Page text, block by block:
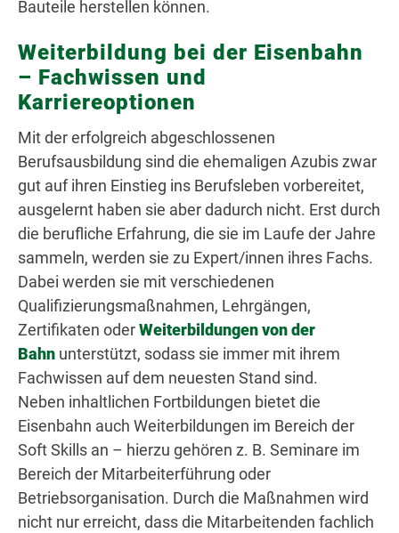
Bauteile herstellen können.
Weiterbildung bei der Eisenbahn
– Fachwissen und
Karriereoptionen
Mit der erfolgreich abgeschlossenen
Berufsausbildung sind die ehemaligen Azubis zwar
gut auf ihren Einstieg ins Berufsleben vorbereitet,
ausgelernt haben sie aber dadurch nicht. Erst durch
die berufliche Erfahrung, die sie im Laufe der Jahre
sammeln, werden sie zu Expert/innen ihres Fachs.
Dabei werden sie mit verschiedenen
Qualifizierungsmaßnahmen, Lehrgängen,
Zertifikaten oderWeiterbildungen von der
Bahn unterstützt, sodass sie immer mit ihrem
Fachwissen auf dem neuesten Stand sind.
Neben inhaltlichen Fortbildungen bietet die
Eisenbahn auch Weiterbildungen im Bereich der
Soft Skills an – hierzu gehören z. B. Seminare im
Bereich der Mitarbeiterführung oder
Betriebsorganisation. Durch die Maßnahmen wird
nicht nur erreicht, dass die Mitarbeitenden fachlich